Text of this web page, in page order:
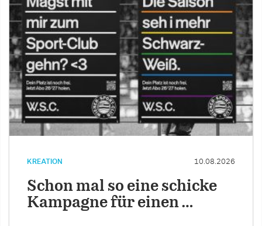
KREATION 10.08.2026
Schon mal so eine schicke
Kampagne für einen …